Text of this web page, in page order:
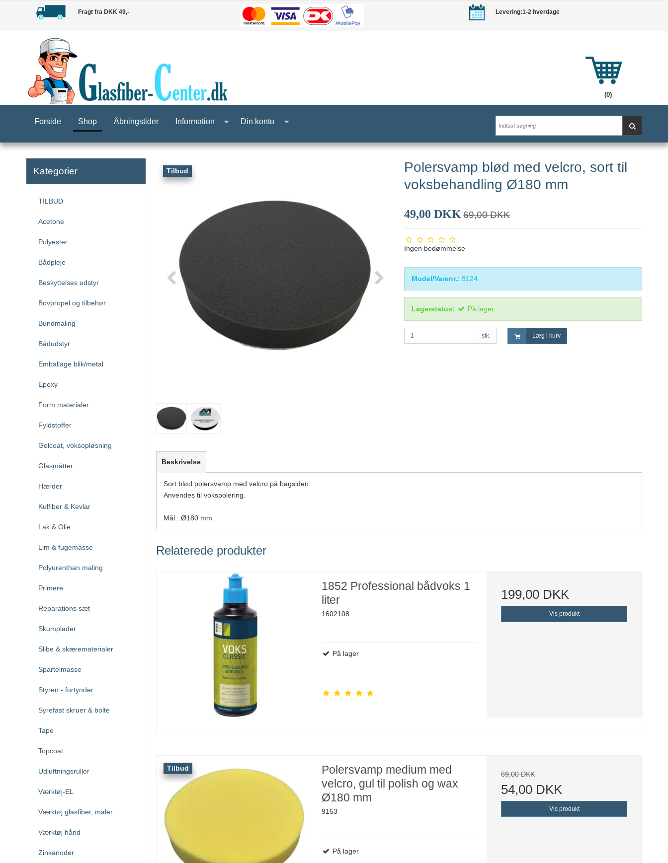
Fragt fra DKK 49,- Levering:1-2 hverdage
(0)
Forside Shop Åbningstider Information Din konto
Kategorier
TILBUD
Acetone
Polyester
Bådpleje
Beskyttelses udstyr
Bovpropel og tilbehør
Bundmaling
Bådudstyr
Emballage blik/metal
Epoxy
Form materialer
Fyldstoffer
Gelcoat, voksopløsning
Glasmåtter
Hærder
Kulfiber & Kevlar
Lak & Olie
Lim & fugemasse
Polyurenthan maling
Primere
Reparations sæt
Skumplader
Slibe & skærematerialer
Spartelmasse
Styren - fortynder
Syrefast skruer & bolte
Tape
Topcoat
Udluftningsruller
Værktøj-EL
Værktøj glasfiber, maler
Værktøj hånd
Zinkanoder
Tilbud
Polersvamp blød med velcro, sort til
voksbehandling Ø180 mm
49,00 DKK 69,00 DKK
Ingen bedømmelse
Model/Varenr.: 9124
Lagerstatus: På lager
stk. Læg i kurv
Beskrivelse
Sort blød polersvamp med velcro på bagsiden.
Anvendes til vokspolering.
Mål : Ø180 mm
Relaterede produkter
1852 Professional bådvoks 1
liter
1602108
På lager
199,00 DKK
Vis produkt
Tilbud
Polersvamp medium med
velcro, gul til polish og wax
Ø180 mm
9153
På lager
69,00 DKK
54,00 DKK
Vis produkt